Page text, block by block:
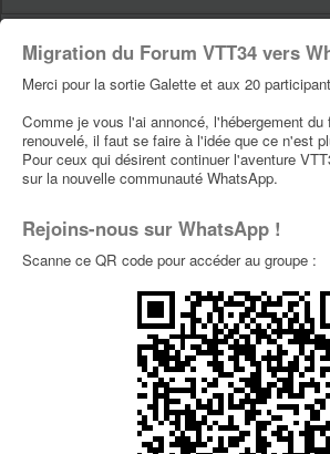
Migration du Forum VTT34 vers
Merci pour la sortie Galette et aux 20
Comme je vous l'ai annoncé, l'hébergement du
renouvelé, il faut se faire à l'idée que ce n'est
Pour ceux qui désirent continuer l'aventure
sur la nouvelle communauté WhatsApp.
Rejoins-nous sur WhatsApp !
Scanne ce QR code pour accéder au groupe :
Publier un nouveau sujet
QUI EST EN LIGNE ?
Utilisateur(s) parcourant ce forum : Aucun
PERMISSIONS DU FORUM
ne pouvez pas publier de nouveaux sujets
ne pouvez pas répondre aux sujets dans
ne pouvez paséditer vos messages dans
ne pouvez passupprimer vos messages
ne pouvez pasinsérer de pièces jointes